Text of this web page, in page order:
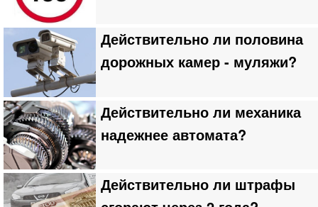
Действительно ли половина
дорожных камер - муляжи?
Действительно ли механика
надежнее автомата?
Действительно ли штрафы